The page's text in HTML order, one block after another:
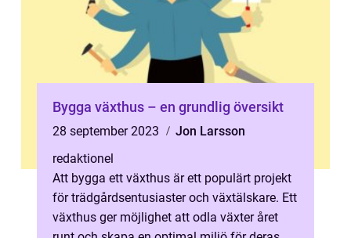
Bygga växthus – en grundlig översikt
28 september 2023
Jon Larsson
redaktionel
Att bygga ett växthus är ett populärt projekt
för trädgårdsentusiaster och växtälskare. Ett
växthus ger möjlighet att odla växter året